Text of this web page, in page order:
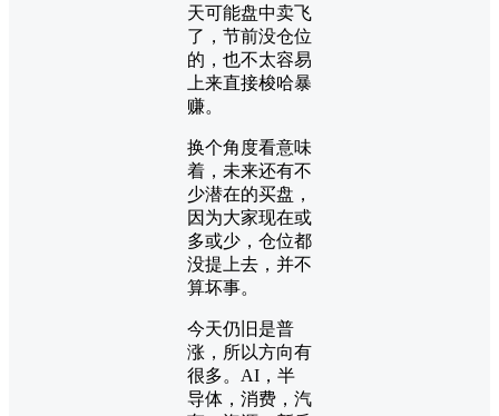
天可能盘中卖飞
了，节前没仓位
的，也不太容易
上来直接梭哈暴
赚。
换个角度看意味
着，未来还有不
少潜在的买盘，
因为大家现在或
多或少，仓位都
没提上去，并不
算坏事。
今天仍旧是普
涨，所以方向有
很多。AI，半
导体，消费，汽